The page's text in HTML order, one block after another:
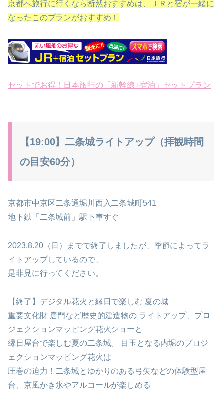
京都へ旅行に行くなら断然おすすめは、ＪＲと宿が一緒に
なったこのプランがおすすめ！
セットでお得！日本旅行の「新幹線+宿泊」セットプラン
【19:00】二条城ライトアップ（拝観時間
の目安60分）
京都市中京区二条通堀川西入二条城町541
地下鉄「二条城前」駅下車すぐ
2023.8.20（日）までで終了しましたが、季節によってラ
イトアップしているので、
是非見に行ってください。
【終了】デジタル花火と縁日で楽しむ 夏の城
重要文化財 唐門など歴史的建造物の ライトアップ、プロ
ジェクションマッピング花火ショーと
縁日屋台で楽しむ夏の二条城。 目玉となる内堀のプロジ
ェクションマッピング花火は
圧巻の迫力！二条城とゆかりのある弓矢などの体験型屋
台、京風かき氷やアルコールが楽しめる